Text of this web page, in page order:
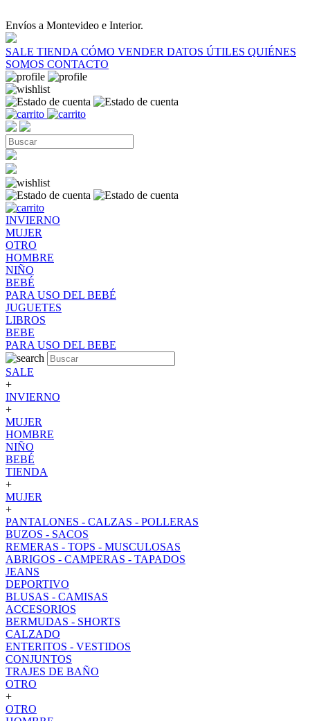
Envíos a Montevideo e Interior.
SALE TIENDA CÓMO VENDER DATOS ÚTILES QUIÉNES
SOMOS CONTACTO
INVIERNO
MUJER
OTRO
HOMBRE
NIÑO
BEBÉ
PARA USO DEL BEBÉ
JUGUETES
LIBROS
BEBE
PARA USO DEL BEBE
SALE
+
INVIERNO
+
MUJER
HOMBRE
NIÑO
BEBÉ
TIENDA
+
MUJER
+
PANTALONES - CALZAS - POLLERAS
BUZOS - SACOS
REMERAS - TOPS - MUSCULOSAS
ABRIGOS - CAMPERAS - TAPADOS
JEANS
DEPORTIVO
BLUSAS - CAMISAS
ACCESORIOS
BERMUDAS - SHORTS
CALZADO
ENTERITOS - VESTIDOS
CONJUNTOS
TRAJES DE BAÑO
OTRO
+
OTRO